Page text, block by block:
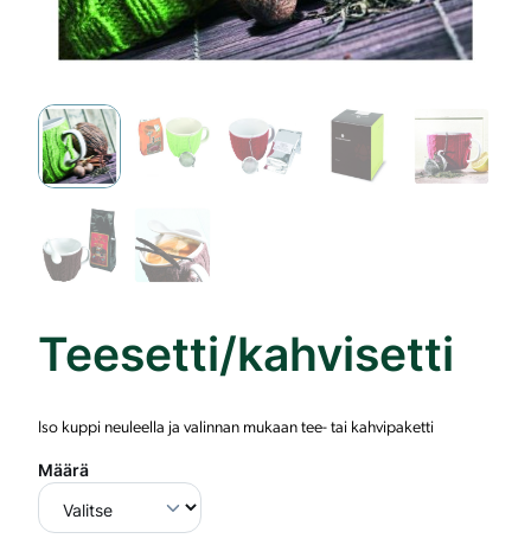
Teesetti/kahvisetti
Iso kuppi neuleella ja valinnan mukaan tee- tai kahvipaketti
Määrä